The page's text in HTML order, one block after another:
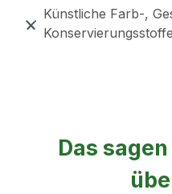
Künstliche Farb-,
Konservierungsstoffe
Das